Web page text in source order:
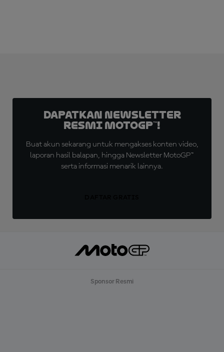
Dapatkan Newsletter
Resmi MotoGP™!
Buat akun sekarang untuk mengakses konten video,
laporan hasil balapan, hingga Newsletter MotoGP™
serta informasi menarik lainnya.
Sponsor Resmi